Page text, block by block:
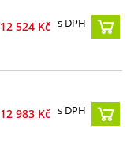
12 524 Kč s DPH
12 983 Kč s DPH